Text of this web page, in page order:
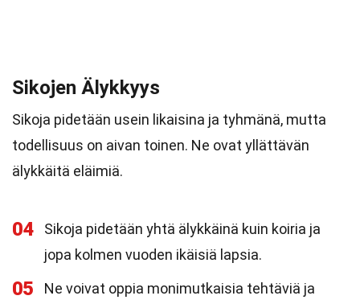
Sikojen Älykkyys
Sikoja pidetään usein likaisina ja tyhmänä, mutta
todellisuus on aivan toinen. Ne ovat yllättävän
älykkäitä eläimiä.
04
Sikoja pidetään yhtä älykkäinä kuin koiria ja
jopa kolmen vuoden ikäisiä lapsia.
05
Ne voivat oppia monimutkaisia tehtäviä ja